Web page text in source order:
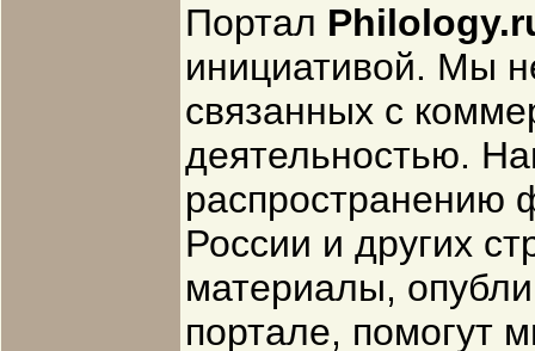
Портал
инициативой. Мы
связанных с
деятельностью.
распространению
России и других
материалы,
портале, помогут